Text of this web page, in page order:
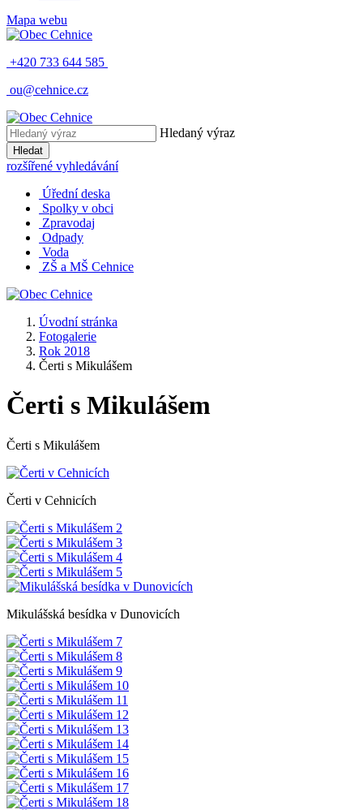
Mapa webu
+420 733 644 585
ou@cehnice.cz
Hledaný výraz
Hledat
rozšířené vyhledávání
Úřední deska
Spolky v obci
Zpravodaj
Odpady
Voda
ZŠ a MŠ Cehnice
Úvodní stránka
Fotogalerie
Rok 2018
Čerti s Mikulášem
Čerti s Mikulášem
Čerti s Mikulášem
Čerti v Cehnicích
Mikulášská besídka v Dunovicích